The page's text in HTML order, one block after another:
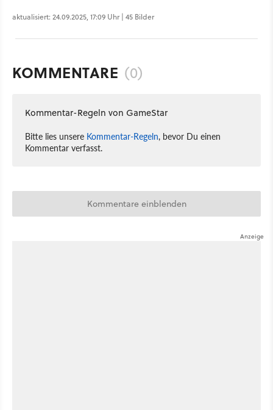
aktualisiert: 24.09.2025, 17:09 Uhr | 45 Bilder
KOMMENTARE (0)
Kommentar-Regeln von GameStar
Bitte lies unsere Kommentar-Regeln, bevor Du einen
Kommentar verfasst.
Kommentare einblenden